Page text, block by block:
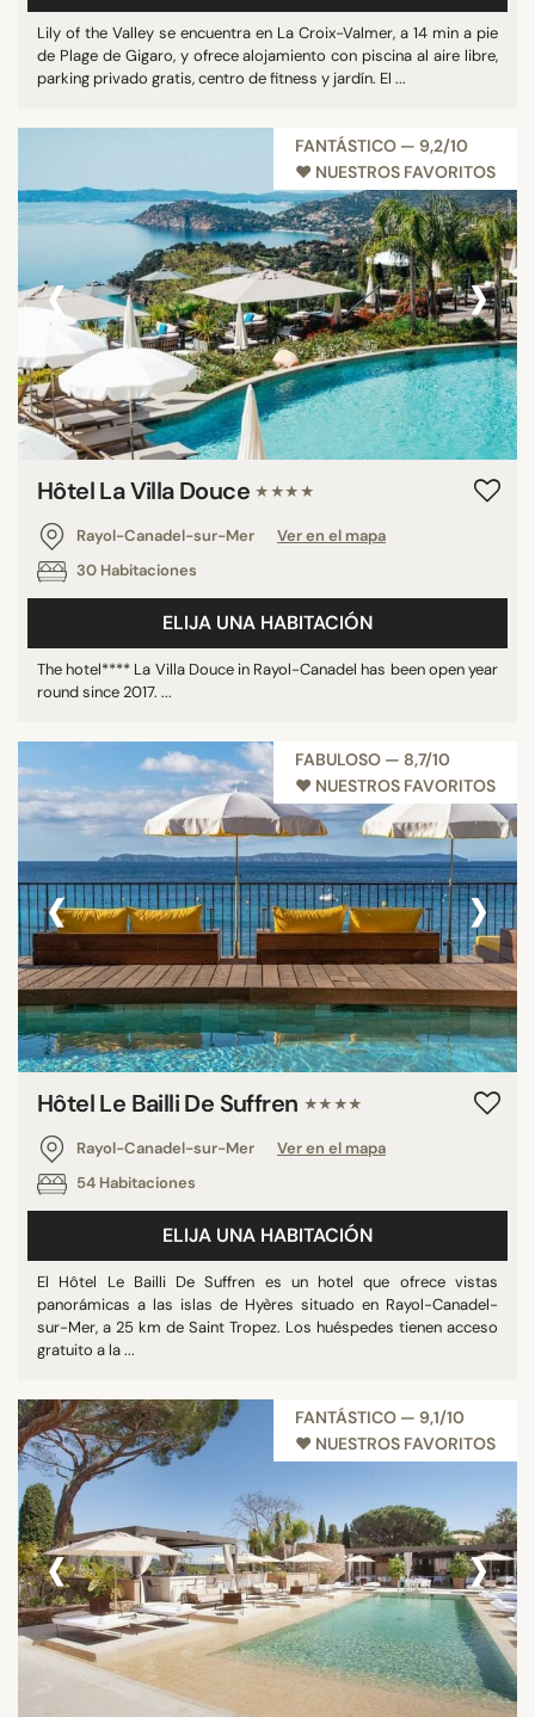
Lily of the Valley se encuentra en La Croix-Valmer, a 14 min a pie
de Plage de Gigaro, y ofrece alojamiento con piscina al aire libre,
parking privado gratis, centro de fitness y jardín. El ...
FANTÁSTICO — 9,2/10
♥︎ NUESTROS FAVORITOS
‹ ›
Hôtel La Villa Douce ★★★★
Rayol-Canadel-sur-Mer
Ver en el mapa
30 Habitaciones
ELIJA UNA HABITACIÓN
The hotel**** La Villa Douce in Rayol-Canadel has been open year
round since 2017. ...
FABULOSO — 8,7/10
♥︎ NUESTROS FAVORITOS
‹ ›
Hôtel Le Bailli De Suffren ★★★★
Rayol-Canadel-sur-Mer
Ver en el mapa
54 Habitaciones
ELIJA UNA HABITACIÓN
El Hôtel Le Bailli De Suffren es un hotel que ofrece vistas
panorámicas a las islas de Hyères situado en Rayol-Canadel-
sur-Mer, a 25 km de Saint Tropez. Los huéspedes tienen acceso
gratuito a la ...
FANTÁSTICO — 9,1/10
♥︎ NUESTROS FAVORITOS
‹ ›